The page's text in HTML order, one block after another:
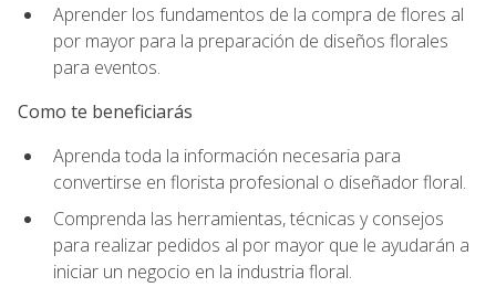
Aprender los fundamentos de la compra de flores al
por mayor para la preparación de diseños florales
para eventos.
Como te beneficiarás
Aprenda toda la información necesaria para
convertirse en florista profesional o diseñador floral.
Comprenda las herramientas, técnicas y consejos
para realizar pedidos al por mayor que le ayudarán a
iniciar un negocio en la industria floral.